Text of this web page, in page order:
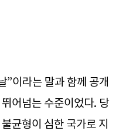
”이라는 말과 함께 공개
어넘는 수준이었다. 당
균형이 심한 국가로 지